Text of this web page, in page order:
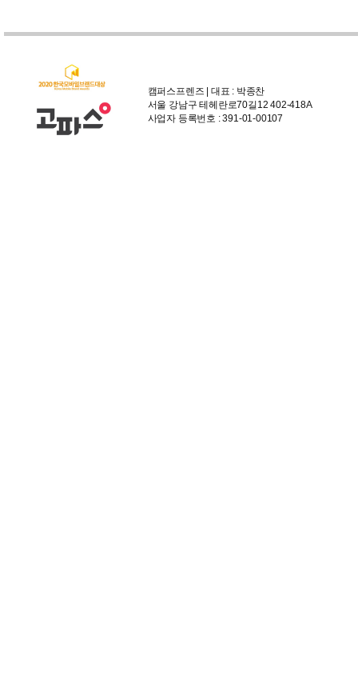
캠퍼스프렌즈 | 대표 : 박종찬
서울 강남구 테헤란로70길12 402-418A
사업자 등록번호 : 391-01-00107